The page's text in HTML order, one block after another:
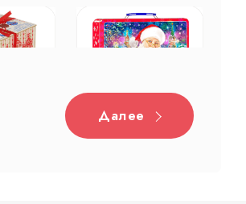
Жестяная
Далее